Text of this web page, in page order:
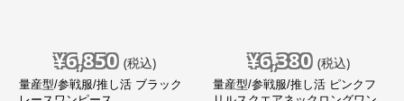
¥6,850 (税込)
量産型/参戦服/推し活 ブラック
¥6,380 (税込)
量産型/参戦服/推し活 ピンクフ